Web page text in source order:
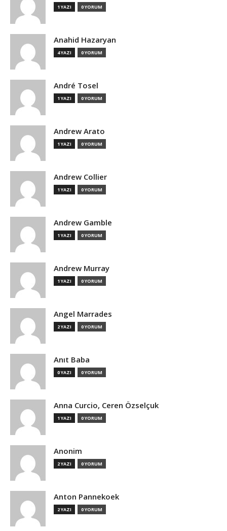
1 YAZI 0 YORUM
Anahid Hazaryan
4 YAZI 0 YORUM
André Tosel
1 YAZI 0 YORUM
Andrew Arato
1 YAZI 0 YORUM
Andrew Collier
1 YAZI 0 YORUM
Andrew Gamble
1 YAZI 0 YORUM
Andrew Murray
1 YAZI 0 YORUM
Angel Marrades
2 YAZI 0 YORUM
Anıt Baba
0 YAZI 0 YORUM
Anna Curcio, Ceren Özselçuk
1 YAZI 0 YORUM
Anonim
2 YAZI 0 YORUM
Anton Pannekoek
2 YAZI 0 YORUM